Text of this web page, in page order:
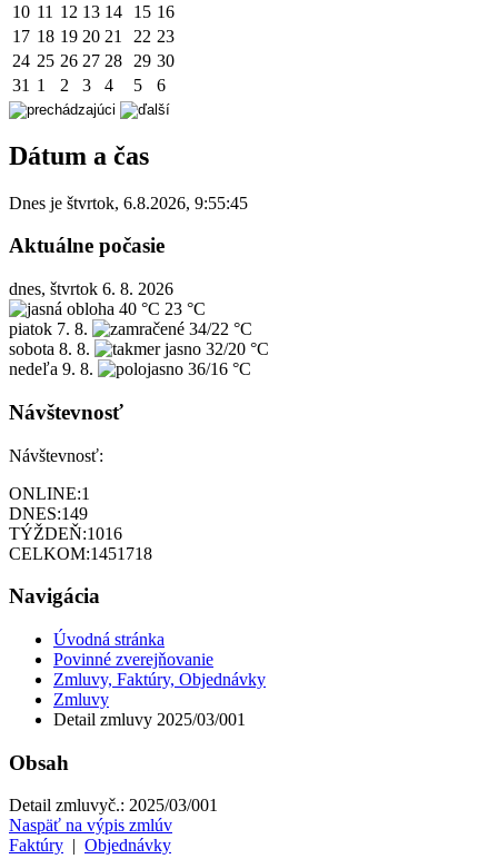
10 11 12 13 14 15 16
17 18 19 20 21 22 23
24 25 26 27 28 29 30
31 1 2 3 4 5 6
Dátum a čas
Dnes je štvrtok, 6.8.2026, 9:55:45
Aktuálne počasie
dnes, štvrtok 6. 8. 2026
40 °C 23 °C
piatok 7. 8.
34/22 °C
sobota 8. 8.
32/20 °C
nedeľa 9. 8. 36/16 °C
Návštevnosť
Návštevnosť:
ONLINE:1
DNES:149
TÝŽDEŇ:1016
CELKOM:1451718
Navigácia
Úvodná stránka
Povinné zverejňovanie
Zmluvy, Faktúry, Objednávky
Zmluvy
Detail zmluvy 2025/03/001
Obsah
Detail zmluvyč.: 2025/03/001
Naspäť na výpis zmlúv
Faktúry
Objednávky